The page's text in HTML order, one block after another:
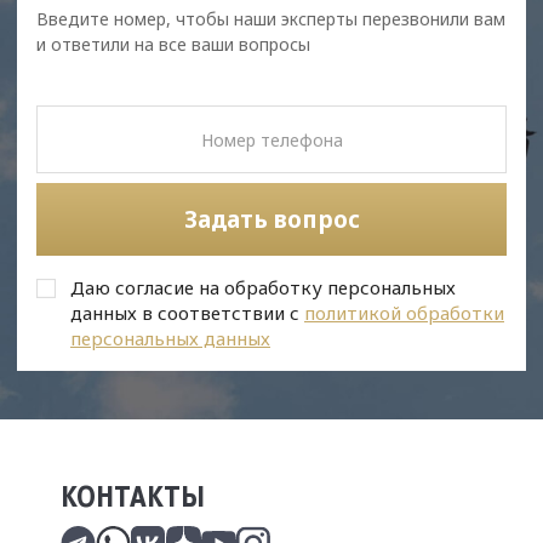
Введите номер, чтобы наши эксперты перезвонили вам
и ответили на все ваши вопросы
Задать вопрос
Даю согласие на обработку персональных
данных в соответствии с политикой обработки
персональных данных
КОНТАКТЫ